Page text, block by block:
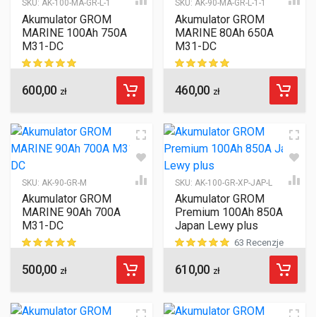
SKU: AK-100-MA-GR-L-1
Akumulator GROM
MARINE 100Ah 750A
M31-DC
ocen klientów
600,00 zł
SKU: AK-90-MA-GR-L-1-1
Akumulator GROM
MARINE 80Ah 650A
M31-DC
ocen klientów
460,00 zł
SKU: AK-90-GR-M
Akumulator GROM
MARINE 90Ah 700A
M31-DC
ocen klientów
500,00 zł
SKU: AK-100-GR-XP-JAP-L
Akumulator GROM
Premium 100Ah 850A
Japan Lewy plus
ocen klientów
63 Recenzje
610,00 zł